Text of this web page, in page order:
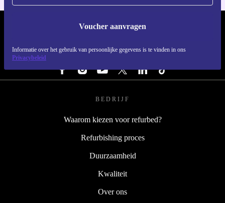
Voucher aanvragen
Informatie over het gebruik van persoonlijke gegevens is te vinden in ons
Privacybeleid
REFURBED NEDERLAND - RETHINK NEW.
VOLG ONS
BEDRIJF
Waarom kiezen voor refurbed?
Refurbishing proces
Duurzaamheid
Kwaliteit
Over ons